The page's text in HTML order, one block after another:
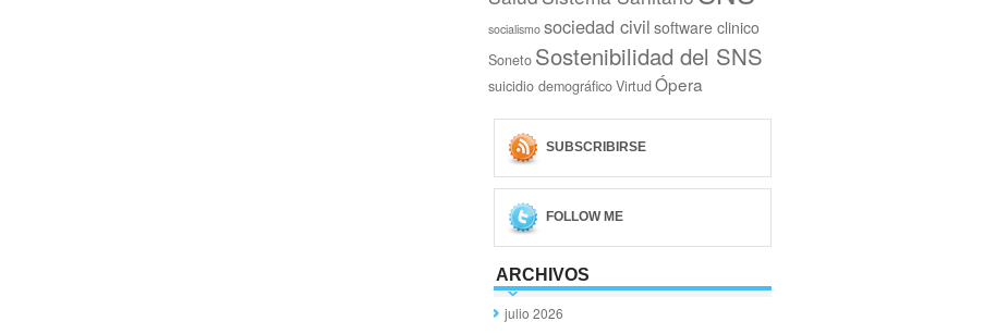
socialismo sociedad civil software clinico
Soneto Sostenibilidad del SNS
suicidio demográficoVirtudÓpera
SUBSCRIBIRSE
FOLLOW ME
ARCHIVOS
julio 2026